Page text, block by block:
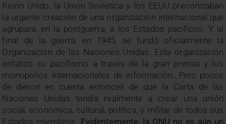
Reino Unido, la Unión Soviética y los EEUU preconizaban
la urgente creación de una organización internacional que
agrupara, en la postguerra, a los Estados pacíficos. Y al
final de la guerra, en 1945, se fundó oficialmente la
Organización de las Naciones Unidas. Esta organización
enfatizó su pacifismo a través de la gran prensa y los
monopolios internacionales de información. Pero pocos
de dieron en cuenta entonces de que la Carta de las
Naciones Unidas tendía realmente a crear una unión
social, económica, cultural, política, y militar de todos sus
Estados miembros. Evidentemente, la ONU no es aún un